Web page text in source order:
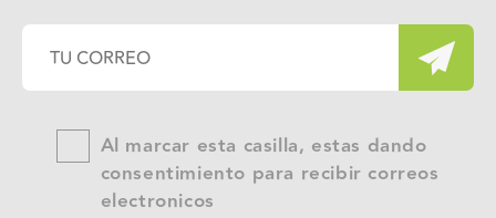
Al marcar esta casilla, estas dando
consentimiento para recibir correos
electronicos